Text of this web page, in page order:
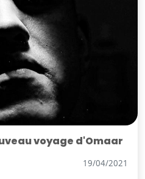
voyage d'Omaar
19/04/2021